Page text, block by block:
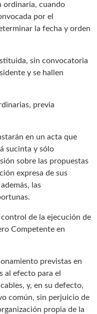
ordinaria, cuando
por el
la fecha y orden
sin convocatoria
y se hallen
previa
en un acta que
sucinta y sólo
sobre las propuestas
expresa de sus
las
de la ejecución de
Competente en
previstas en
al efecto para el
y, en su defecto,
común, sin perjuicio de
propia de la